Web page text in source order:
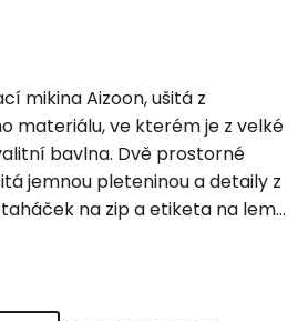
mikina Aizoon, ušitá z
materiálu, ve kterém je z velké
bavlna. Dvě prostorné
jemnou pleteninou a detaily z
na zip a etiketa na lemu
styl.